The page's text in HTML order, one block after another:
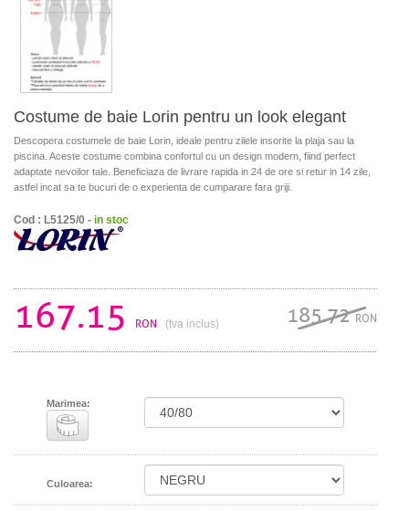
Costume de baie Lorin pentru un look elegant
Descopera costumele de baie Lorin, ideale pentru zilele insorite la plaja sau la
piscina. Aceste costume combina confortul cu un design modern, fiind perfect
adaptate nevoilor tale. Beneficiaza de livrare rapida in 24 de ore si retur in 14 zile,
astfel incat sa te bucuri de o experienta de cumparare fara griji.
Cod : L5125/0 - in stoc
167.15 RON (tva inclus) 185.72RON
Marimea:
Culoarea: